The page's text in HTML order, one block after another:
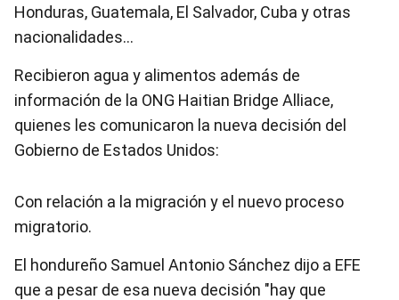
Honduras, Guatemala, El Salvador, Cuba y otras
nacionalidades…
Recibieron agua y alimentos además de
información de la ONG Haitian Bridge Alliace,
quienes les comunicaron la nueva decisión del
Gobierno de Estados Unidos:
Con relación a la migración y el nuevo proceso
migratorio.
El hondureño Samuel Antonio Sánchez dijo a EFE
que a pesar de esa nueva decisión "hay que